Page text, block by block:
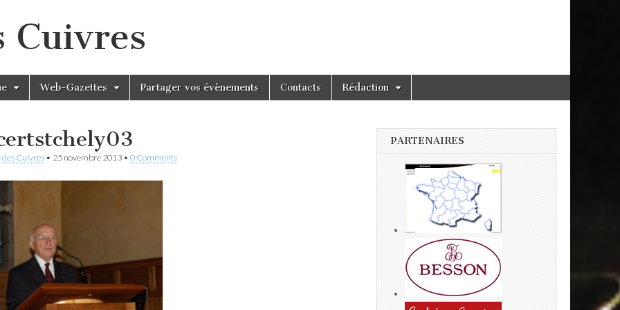
Cuivres
Web-Gazettes Partager vos évènements Contacts Rédaction
des Cuivres • 25 novembre 2013 • 0 Comments
PARTENAIRES